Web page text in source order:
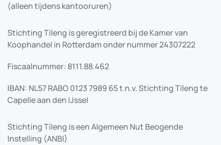
(alleen tijdens kantooruren)
Stichting Tileng is geregistreerd bij de Kamer van
Koophandel in Rotterdam onder nummer 24307222
Fiscaalnummer: 8111.88.462
IBAN: NL57 RABO 0123 7989 65 t.n.v. Stichting Tileng te
Capelle aan den IJssel
Stichting Tileng is een Algemeen Nut Beogende
Instelling (ANBI)